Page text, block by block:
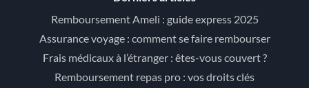
Remboursement Ameli : guide express 2025
Assurance voyage : comment se faire rembourser
Frais médicaux à l’étranger : êtes-vous couvert ?
Remboursement repas pro : vos droits clés